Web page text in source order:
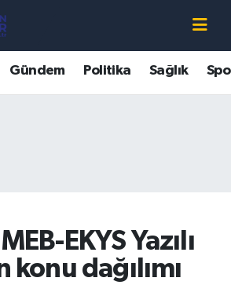
Gündem Politika Sağlık
EKYS Yazılı
konu dağılımı
Durumu ve Fikstür